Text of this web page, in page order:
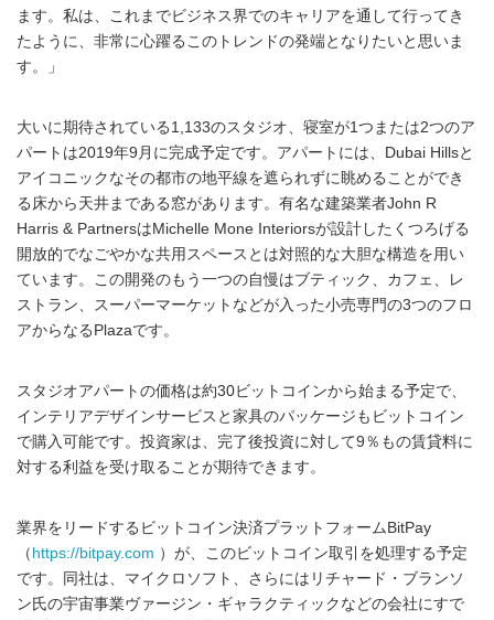
ます。私は、これまでビジネス界でのキャリアを通して行ってき
たように、非常に心躍るこのトレンドの発端となりたいと思いま
す。」
大いに期待されている1,133のスタジオ、寝室が1つまたは2つのア
パートは2019年9月に完成予定です。アパートには、Dubai Hillsと
アイコニックなその都市の地平線を遮られずに眺めることができ
る床から天井まである窓があります。有名な建築業者John R
Harris & PartnersはMichelle Mone Interiorsが設計したくつろげる
開放的でなごやかな共用スペースとは対照的な大胆な構造を用い
ています。この開発のもう一つの自慢はブティック、カフェ、レ
ストラン、スーパーマーケットなどが入った小売専門の3つのフロ
アからなるPlazaです。
スタジオアパートの価格は約30ビットコインから始まる予定で、
インテリアデザインサービスと家具のパッケージもビットコイン
で購入可能です。投資家は、完了後投資に対して9％もの賃貸料に
対する利益を受け取ることが期待できます。
業界をリードするビットコイン決済プラットフォームBitPay
（ https://bitpay.com ）が、このビットコイン取引を処理する予定
です。同社は、マイクロソフト、さらにはリチャード・ブランソ
ン氏の宇宙事業ヴァージン・ギャラクティックなどの会社にすで